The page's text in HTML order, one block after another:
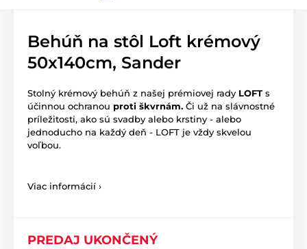
Behúň na stôl Loft krémový
50x140cm, Sander
Stolný krémový behúň z našej prémiovej rady LOFT s
účinnou ochranou proti škvrnám. Či už na slávnostné
príležitosti, ako sú svadby alebo krstiny - alebo
jednoducho na každý deň - LOFT je vždy skvelou
voľbou.
Viac informácií ›
PREDAJ UKONČENÝ